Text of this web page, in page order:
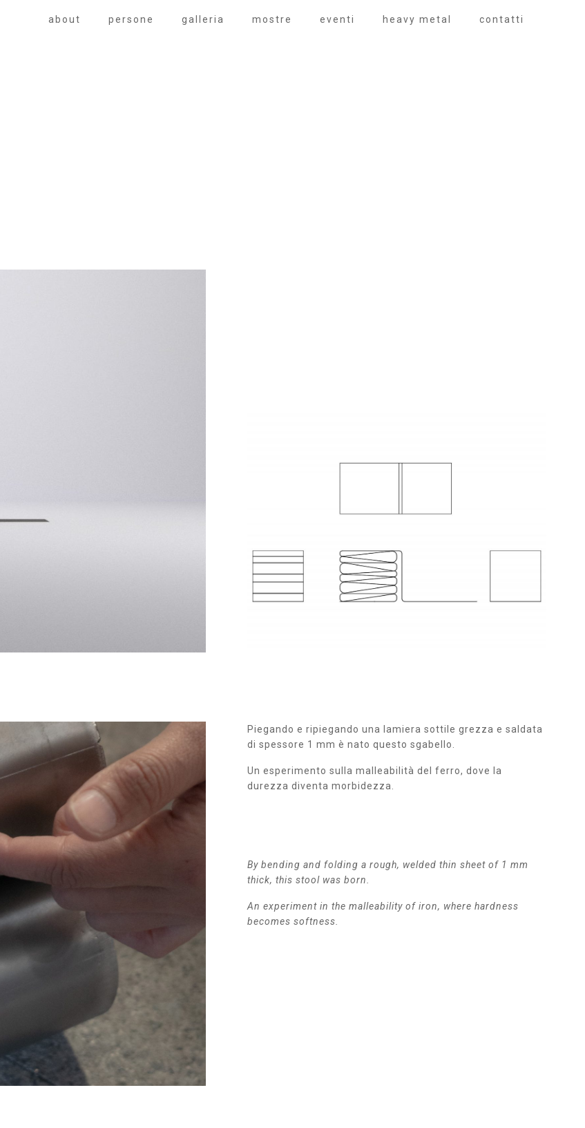
about persone galleria mostre eventi heavy metal contatti
Piegando e ripiegando una lamiera sottile grezza e saldata
di spessore 1 mm è nato questo sgabello.
Un esperimento sulla malleabilità del ferro, dove la
durezza diventa morbidezza.
By bending and folding a rough, welded thin sheet of 1 mm
thick, this stool was born.
An experiment in the malleability of iron, where hardness
becomes softness.